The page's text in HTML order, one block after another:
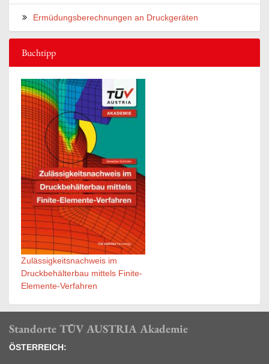
Ermüdungsberechnungen an Druckgeräten
Buchtipp
Zulässigkeitsnachweis im
Druckbehälterbau mittels Finite-
Elemente-Verfahren
Standorte TÜV AUSTRIA Akademie
ÖSTERREICH: